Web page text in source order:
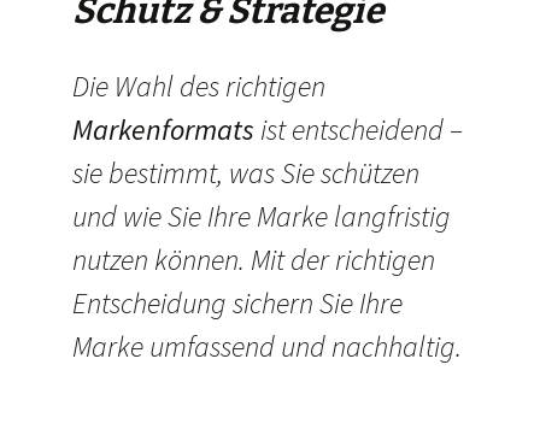
Schutz & Strategie
Die Wahl des richtigen
Markenformats ist entscheidend –
sie bestimmt, was Sie schützen
und wie Sie Ihre Marke langfristig
nutzen können. Mit der richtigen
Entscheidung sichern Sie Ihre
Marke umfassend und nachhaltig.